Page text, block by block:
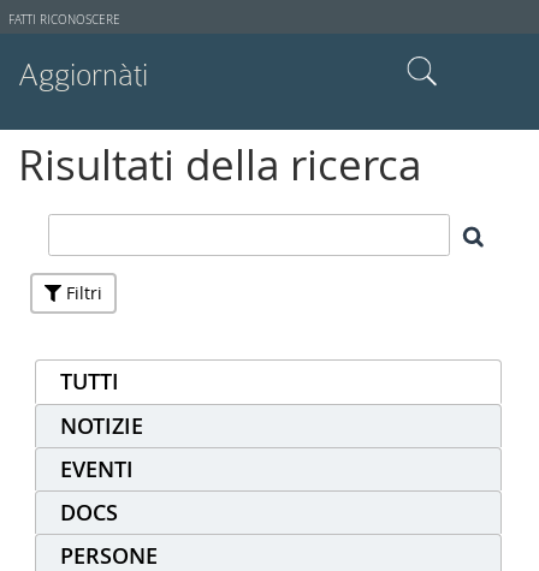
Strumenti
FATTI RICONOSCERE
Aggiornàti
Ricerca avanzata…
Risultati della ricerca
Filtri
TUTTI
NOTIZIE
EVENTI
DOCS
PERSONE